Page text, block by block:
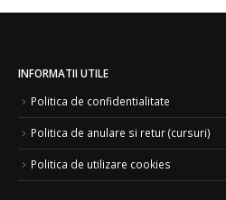
INFORMATII UTILE
Politica de confidentialitate
Politica de anulare si retur (cursuri)
Politica de utilizare cookies